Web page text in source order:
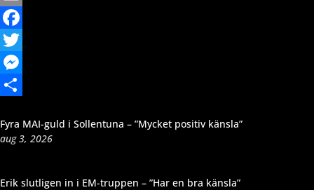
Email
Facebook
Twitter
Messenger
Fyra MAI-guld i Sollentuna – ”Mycket positiv känsla”
aug 3, 2026
Erik slutligen in i EM-truppen – ”Har en bra känsla”